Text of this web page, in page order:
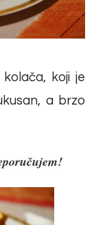
koji je
a brzo